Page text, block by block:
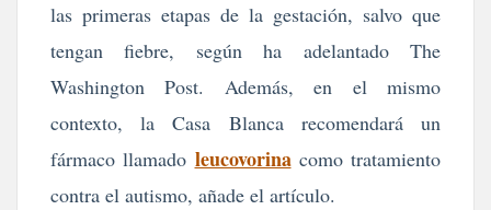
las primeras etapas de la gestación, salvo que
tengan fiebre, según ha adelantado The
Washington Post. Además, en el mismo
contexto, la Casa Blanca recomendará un
fármaco llamado leucovorina como tratamiento
contra el autismo, añade el artículo.